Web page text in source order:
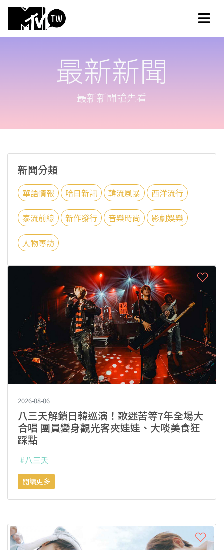
最新新聞
最新新聞搶先看
新聞分類
華語情報 哈日新訊 韓流風暴 西洋流行
泰流前線 新作發行 音樂時尚 影劇娛樂
人物專訪
2026-08-06
八三夭解鎖日韓巡演！歌迷苦等7年全場大
合唱 團員變身觀光客夾娃娃、大啖美食狂
踩點
#八三夭
閱讀更多